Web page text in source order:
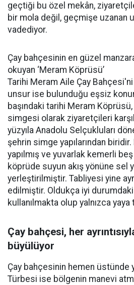
geçtiği bu özel mekân,
bir mola değil, geçmişe uzanan
vadediyor.
Çay bahçesinin en güzel
okuyan ‘Meram Köprüsü’
Tarihi Meram Aile Çay
unsur ise bulunduğu eşsiz
başındaki tarihi Meram Köprüsü,
simgesi olarak ziyaretçileri
yüzyıla Anadolu Selçukluları
şehrin simge yapılarından
yapılmış ve yuvarlak kemerli
köprüde suyun akış yönüne sel
yerleştirilmiştir. Tabliyesi yine
edilmiştir. Oldukça iyi
kullanılmakta olup yalnızca yaya
Çay bahçesi, her
büyülüyor
Çay bahçesinin hemen üstünde
Türbesi ise bölgenin manevi